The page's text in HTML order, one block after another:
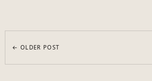
← OLDER POST